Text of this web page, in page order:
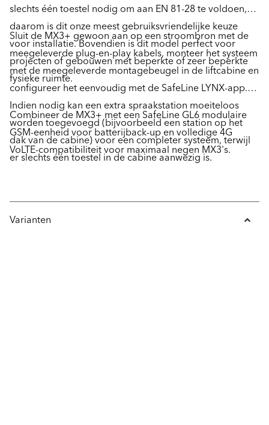
slechts één toestel nodig om aan EN 81-28 te voldoen,
daarom is dit onze meest gebruiksvriendelijke keuze
voor installatie. Bovendien is dit model perfect voor
projecten of gebouwen met beperkte of zeer beperkte
fysieke ruimte.
Sluit de MX3+ gewoon aan op een stroombron met de
meegeleverde plug-en-play kabels, monteer het systeem
met de meegeleverde montagebeugel in de liftcabine en
configureer het eenvoudig met de SafeLine LYNX-app.
Indien nodig kan een extra spraakstation moeiteloos
worden toegevoegd (bijvoorbeeld een station op het
dak van de cabine) voor een completer systeem, terwijl
er slechts één toestel in de cabine aanwezig is.
Combineer de MX3+ met een SafeLine GL6 modulaire
GSM-eenheid voor batterijback-up en volledige 4G
VoLTE-compatibiliteit voor maximaal negen MX3's.
Varianten